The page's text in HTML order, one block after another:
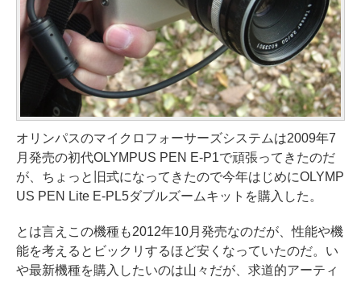
オリンパスのマイクロフォーサーズシステムは2009年7
月発売の初代OLYMPUS PEN E-P1で頑張ってきたのだ
が、ちょっと旧式になってきたので今年はじめにOLYMP
US PEN Lite E-PL5ダブルズームキットを購入した。
とは言えこの機種も2012年10月発売なのだが、性能や機
能を考えるとビックリするほど安くなっていたのだ。い
や最新機種を購入したいのは山々だが、求道的アーティ